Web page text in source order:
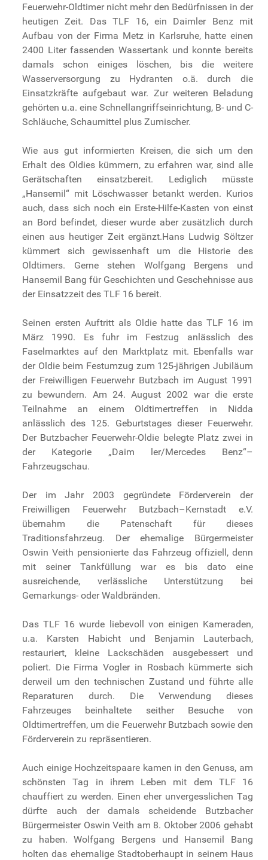
Feuerwehr-Oldtimer nicht mehr den Bedürfnissen in der
heutigen Zeit. Das TLF 16, ein Daimler Benz mit
Aufbau von der Firma Metz in Karlsruhe, hatte einen
2400 Liter fassenden Wassertank und konnte bereits
damals schon einiges löschen, bis die weitere
Wasserversorgung zu Hydranten o.ä. durch die
Einsatzkräfte aufgebaut war. Zur weiteren Beladung
gehörten u.a. eine Schnellangriffseinrichtung, B- und C-
Schläuche, Schaumittel plus Zumischer.
Wie aus gut informierten Kreisen, die sich um den
Erhalt des Oldies kümmern, zu erfahren war, sind alle
Gerätschaften einsatzbereit. Lediglich müsste
„Hansemil“ mit Löschwasser betankt werden. Kurios
auch, dass sich noch ein Erste-Hilfe-Kasten von einst
an Bord befindet, dieser wurde aber zusätzlich durch
einen aus heutiger Zeit ergänzt.Hans Ludwig Söltzer
kümmert sich gewissenhaft um die Historie des
Oldtimers. Gerne stehen Wolfgang Bergens und
Hansemil Bang für Geschichten und Geschehnisse aus
der Einsatzzeit des TLF 16 bereit.
Seinen ersten Auftritt als Oldie hatte das TLF 16 im
März 1990. Es fuhr im Festzug anlässlich des
Faselmarktes auf den Marktplatz mit. Ebenfalls war
der Oldie beim Festumzug zum 125-jährigen Jubiläum
der Freiwilligen Feuerwehr Butzbach im August 1991
zu bewundern. Am 24. August 2002 war die erste
Teilnahme an einem Oldtimertreffen in Nidda
anlässlich des 125. Geburtstages dieser Feuerwehr.
Der Butzbacher Feuerwehr-Oldie belegte Platz zwei in
der Kategorie „Daim ler/Mercedes Benz“–
Fahrzeugschau.
Der im Jahr 2003 gegründete Förderverein der
Freiwilligen Feuerwehr Butzbach–Kernstadt e.V.
übernahm die Patenschaft für dieses
Traditionsfahrzeug. Der ehemalige Bürgermeister
Oswin Veith pensionierte das Fahrzeug offiziell, denn
mit seiner Tankfüllung war es bis dato eine
ausreichende, verlässliche Unterstützung bei
Gemarkungs- oder Waldbränden.
Das TLF 16 wurde liebevoll von einigen Kameraden,
u.a. Karsten Habicht und Benjamin Lauterbach,
restauriert, kleine Lackschäden ausgebessert und
poliert. Die Firma Vogler in Rosbach kümmerte sich
derweil um den technischen Zustand und führte alle
Reparaturen durch. Die Verwendung dieses
Fahrzeuges beinhaltete seither Besuche von
Oldtimertreffen, um die Feuerwehr Butzbach sowie den
Förderverein zu repräsentieren.
Auch einige Hochzeitspaare kamen in den Genuss, am
schönsten Tag in ihrem Leben mit dem TLF 16
chauffiert zu werden. Einen eher unvergesslichen Tag
dürfte auch der damals scheidende Butzbacher
Bürgermeister Oswin Veith am 8. Oktober 2006 gehabt
zu haben. Wolfgang Bergens und Hansemil Bang
holten das ehemalige Stadtoberhaupt in seinem Haus